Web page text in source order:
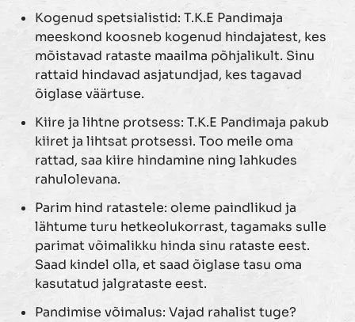
Kogenud spetsialistid: T.K.E Pandimaja
meeskond koosneb kogenud hindajatest, kes
mõistavad rataste maailma põhjalikult. Sinu
rattaid hindavad asjatundjad, kes tagavad
õiglase väärtuse.
Kiire ja lihtne protsess: T.K.E Pandimaja pakub
kiiret ja lihtsat protsessi. Too meile oma
rattad, saa kiire hindamine ning lahkudes
rahulolevana.
Parim hind ratastele: oleme paindlikud ja
lähtume turu hetkeolukorrast, tagamaks sulle
parimat võimalikku hinda sinu rataste eest.
Saad kindel olla, et saad õiglase tasu oma
kasutatud jalgrataste eest.
Pandimise võimalus: Vajad rahalist tuge?